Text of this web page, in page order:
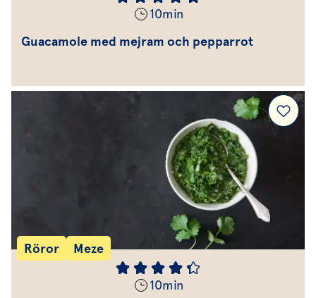
10min
Guacamole med mejram och pepparrot
Röror Meze
10min